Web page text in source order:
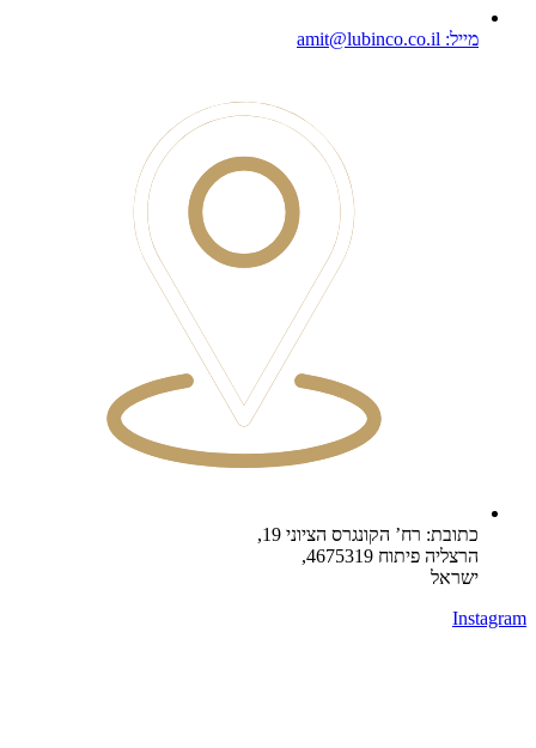
מייל: amit@lubinco.co.il
כתובת: רח’ הקונגרס הציוני 19,
הרצליה פיתוח 4675319,
ישראל
Instagram